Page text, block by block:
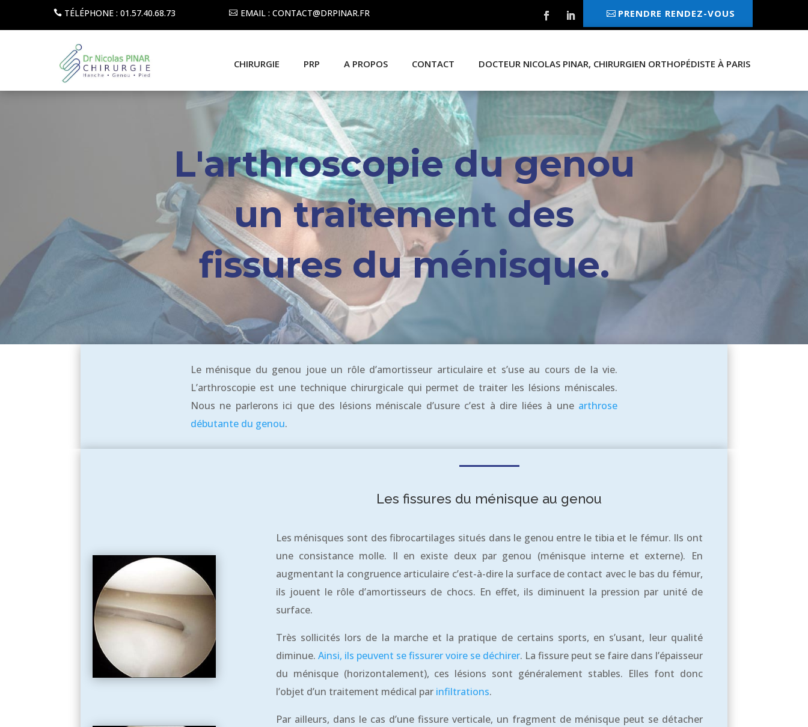
TÉLÉPHONE : 01.57.40.68.73 EMAIL : CONTACT@DRPINAR.FR PRENDRE RENDEZ-VOUS
CHIRURGIE PRP A PROPOS CONTACT DOCTEUR NICOLAS PINAR, CHIRURGIEN ORTHOPÉDISTE À PARIS
L'arthroscopie du genou
un traitement des
fissures du ménisque.
Le ménisque du genou joue un rôle d’amortisseur articulaire et s’use au cours de la vie.
L’arthroscopie est une technique chirurgicale qui permet de traiter les lésions méniscales.
Nous ne parlerons ici que des lésions méniscale d’usure c’est à dire liées à une arthrose
débutante du genou.
Les fissures du ménisque au genou
Les ménisques sont des fibrocartilages situés dans le genou entre le tibia et le fémur. Ils ont
une consistance molle. Il en existe deux par genou (ménisque interne et externe). En
augmentant la congruence articulaire c’est-à-dire la surface de contact avec le bas du fémur,
ils jouent le rôle d’amortisseurs de chocs. En effet, ils diminuent la pression par unité de
surface.
Très sollicités lors de la marche et la pratique de certains sports, en s’usant, leur qualité
diminue. Ainsi, ils peuvent se fissurer voire se déchirer. La fissure peut se faire dans l’épaisseur
du ménisque (horizontalement), ces lésions sont généralement stables. Elles font donc
l’objet d’un traitement médical par infiltrations.
Par ailleurs, dans le cas d’une fissure verticale, un fragment de ménisque peut se détacher